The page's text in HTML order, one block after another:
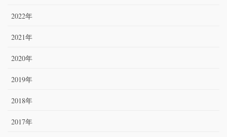
2022年
2021年
2020年
2019年
2018年
2017年